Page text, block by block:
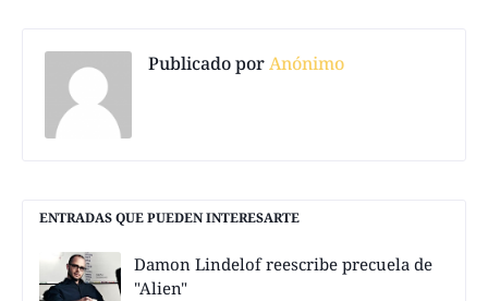
Publicado porAnónimo
ENTRADAS QUE PUEDEN INTERESARTE
Damon Lindelof reescribe precuela de
"Alien"